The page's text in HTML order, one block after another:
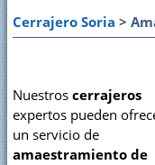
Cerrajero Soria >
Nuestroscerrajeros
expertos pueden
un servicio de
amaestramiento de